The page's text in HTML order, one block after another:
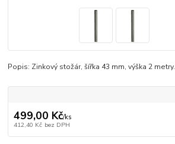
Popis: Zinkový stožár, šířka 43 mm, výška 2 metry.
499,00 Kč/ks
412,40 Kč bez DPH